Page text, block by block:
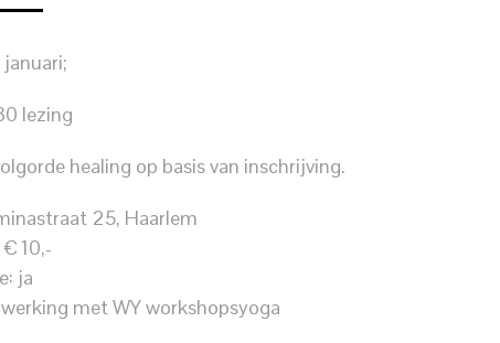
lezing
healing op basis van inschrijving.
25, Haarlem
10,-
ja
met WY workshopsyoga